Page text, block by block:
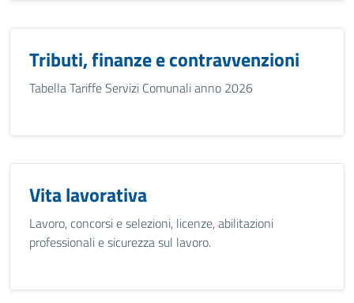
Tributi, finanze e contravvenzioni
Tabella Tariffe Servizi Comunali anno 2026
Vita lavorativa
Lavoro, concorsi e selezioni, licenze, abilitazioni
professionali e sicurezza sul lavoro.